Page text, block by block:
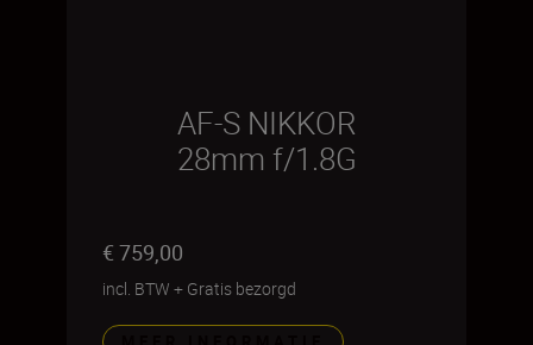
AF-S NIKKOR
28mm f/1.8G
€ 759,00
incl. BTW + Gratis bezorgd